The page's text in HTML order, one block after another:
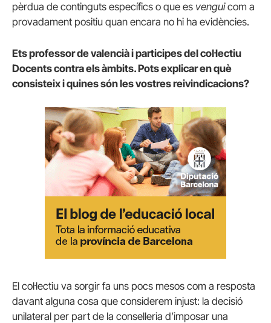
pèrdua de continguts específics o que es venguicom a
provadament positiu quan encara no hi ha evidències.
Ets professor de valencià i participes del col·lectiu
Docents contra els àmbits. Pots explicar en què
consisteix i quines són les vostres reivindicacions?
El col·lectiu va sorgir fa uns pocs mesos com a resposta
davant alguna cosa que considerem injust: la decisió
unilateral per part de la conselleria d’imposar una